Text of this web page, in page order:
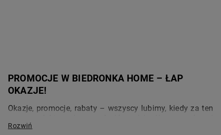
PROMOCJE W BIEDRONKA HOME – ŁAP
OKAZJE!
Okazje, promocje, rabaty – wszyscy lubimy, kiedy za ten
cenie. Warto przeglądać też oferty promocyjne przed